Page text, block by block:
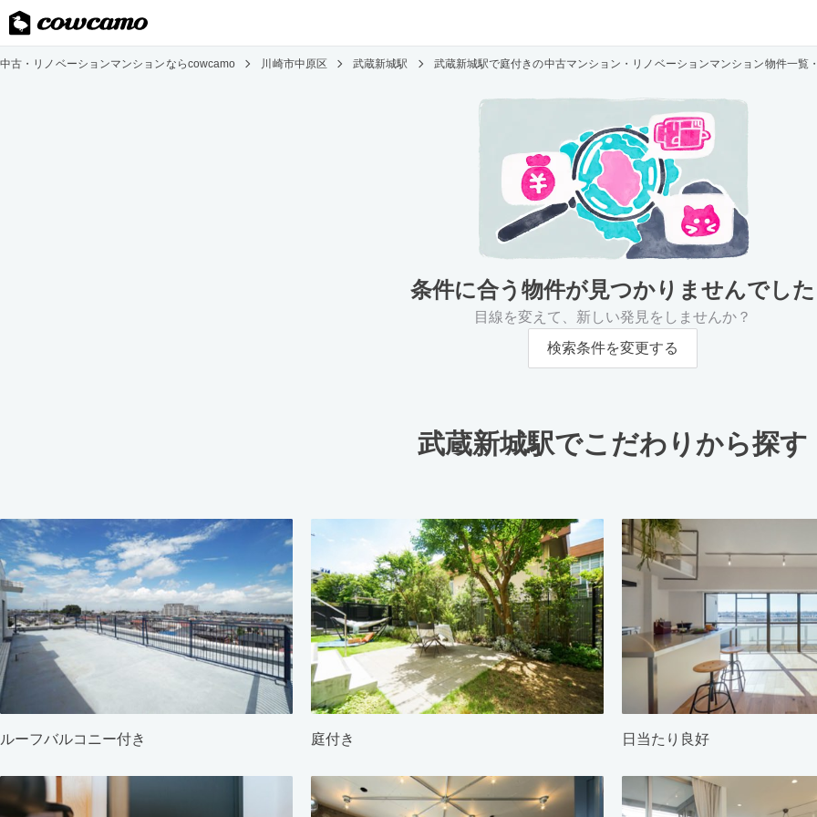
中古・リノベーションマンションならcowcamo 川崎市中原区 武蔵新城駅 武蔵新城駅で庭付きの中古マンション・リノベーションマンション物件一覧
条件に合う物件が見つかりませんでした
目線を変えて、新しい発見をしませんか？
検索条件を変更する
武蔵新城駅でこだわりから探す
ルーフバルコニー付き 庭付き 日当たり良好